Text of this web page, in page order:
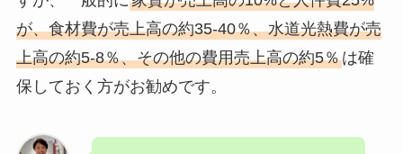
が、食材費が売上高の約35-40％、水道光熱費が売
上高の約5-8％、その他の費用売上高の約5％は確
保しておく方がお勧めです。